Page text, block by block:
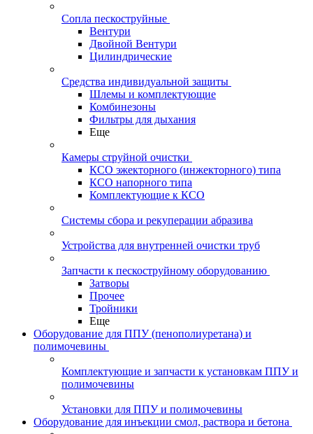
Сопла пескоструйные
Вентури
Двойной Вентури
Цилиндрические
Средства индивидуальной защиты
Шлемы и комплектующие
Комбинезоны
Фильтры для дыхания
Еще
Камеры струйной очистки
КСО эжекторного (инжекторного) типа
КСО напорного типа
Комплектующие к КСО
Системы сбора и рекуперации абразива
Устройства для внутренней очистки труб
Запчасти к пескоструйному оборудованию
Затворы
Прочее
Тройники
Еще
Оборудование для ППУ (пенополиуретана) и
полимочевины
Комплектующие и запчасти к установкам ППУ и
полимочевины
Установки для ППУ и полимочевины
Оборудование для инъекции смол, раствора и бетона